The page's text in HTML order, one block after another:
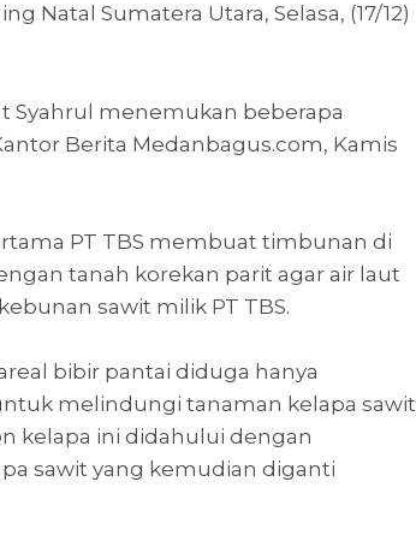
Natal Sumatera Utara, Selasa, (17/12)
Syahrul menemukan beberapa
Berita Medanbagus.com, Kamis
PT TBS membuat timbunan di
tanah korekan parit agar air laut
sawit milik PT TBS.
bibir pantai diduga hanya
melindungi tanaman kelapa sawit
kelapa ini didahului dengan
sawit yang kemudian diganti